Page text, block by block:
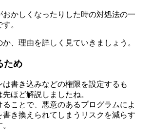
おかしくなったりした時の対処法の一
。
、理由を詳しく見ていきましょう。
ため
は書き込みなどの権限を設定するも
ほど解説しましたね。
ることで、悪意のあるプログラムによ
書き換えられてしまうリスクを減らす